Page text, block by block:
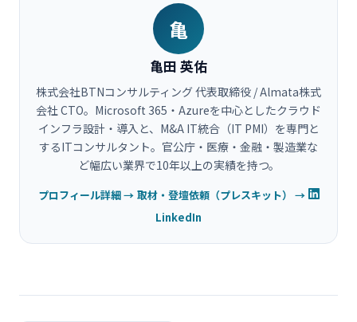
亀
亀田 英佑
株式会社BTNコンサルティング 代表取締役 / Almata株式
会社 CTO。Microsoft 365・Azureを中心としたクラウド
インフラ設計・導入と、M&A IT統合（IT PMI）を専門と
するITコンサルタント。官公庁・医療・金融・製造業な
ど幅広い業界で10年以上の実績を持つ。
プロフィール詳細 → 取材・登壇依頼（プレスキット） →
LinkedIn